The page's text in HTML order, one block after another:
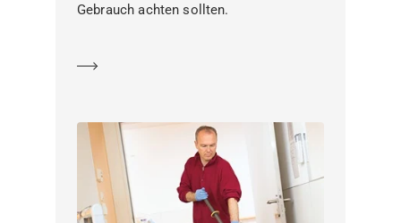
Gebrauch achten sollten.